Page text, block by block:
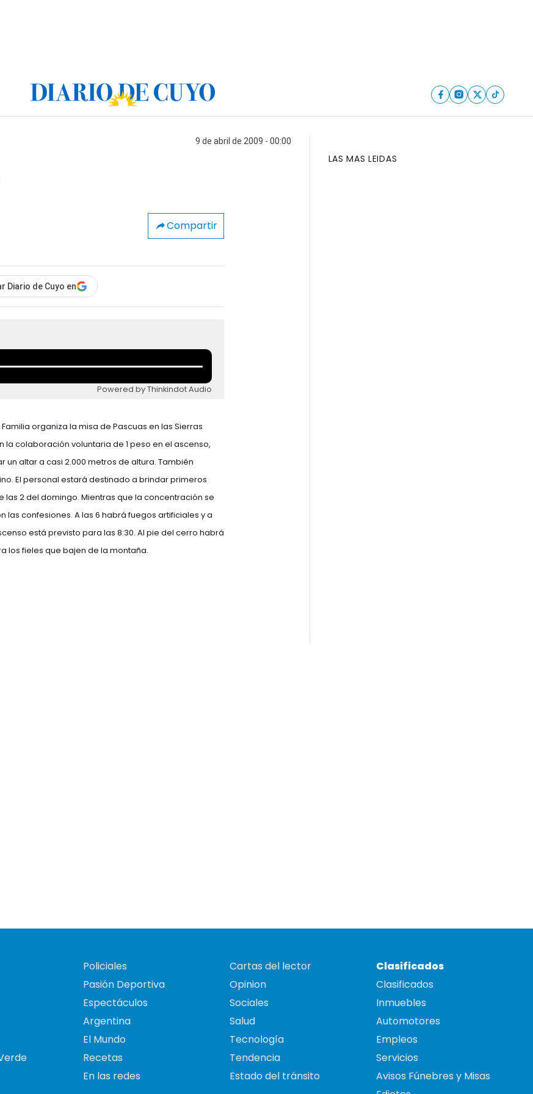
9 de abril de 2009 - 00:00
Compartir
Diario de Cuyo en
Powered by Thinkindot Audio
organiza la misa de Pascuas en las Sierras
la colaboración voluntaria de 1 peso en el ascenso,
altar a casi 2.000 metros de altura. También
El personal estará destinado a brindar primeros
2 del domingo. Mientras que la concentración se
las confesiones. A las 6 habrá fuegos artificiales y a
está previsto para las 8:30. Al pie del cerro habrá
los fieles que bajen de la montaña.
LAS MAS LEIDAS
Policiales
Pasión Deportiva
Espectáculos
Argentina
El Mundo
Recetas
En las redes
Cartas del lector
Opinion
Sociales
Salud
Tecnología
Tendencia
Estado del tránsito
Clasificados
Clasificados
Inmuebles
Automotores
Empleos
Servicios
Avisos Fúnebres y Misas